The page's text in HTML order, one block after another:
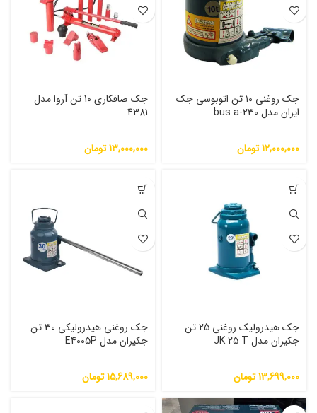
جک روغنی ۱۰ تن اتوبوسی جک
ایران مدل bus a-230
12,000,000تومان
جک صافکاری 10 تن آروا مدل
4381
13,000,000تومان
جک هیدرولیک روغنی 25 تن
جکیران مدل JK 25 T
13,699,000تومان
جک روغنی هیدرولیکی 30 تن
جکیران مدل E4005P
15,689,000تومان